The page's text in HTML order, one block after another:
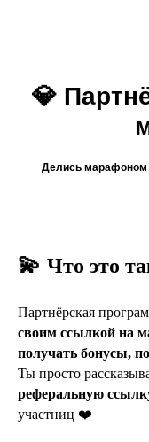
💎
Делись марафоном
💫 Что это
Партнёрская
своим ссылкой на
получать бонусы,
Ты просто
реферальную
участниц ❤️